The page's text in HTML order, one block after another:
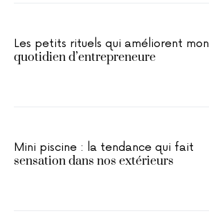
Les petits rituels qui améliorent mon
quotidien d’entrepreneure
Mini piscine : la tendance qui fait
sensation dans nos extérieurs